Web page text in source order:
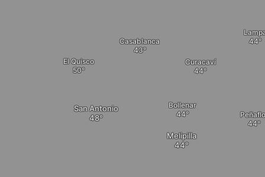
San Antonio
Melipilla
Bollenar
El Quisco
Casablanca
Curacaví